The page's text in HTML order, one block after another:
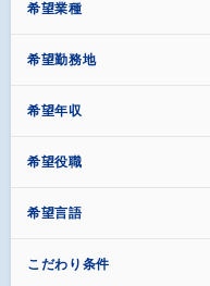
希望業種
希望勤務地
希望年収
希望役職
希望言語
こだわり条件